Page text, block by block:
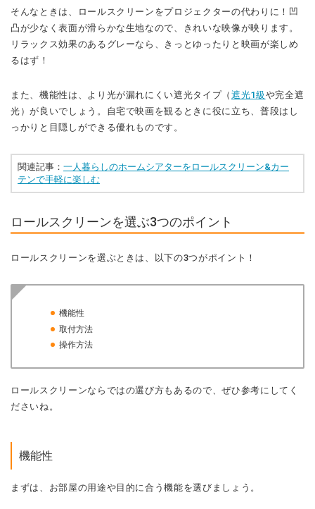
そんなときは、ロールスクリーンをプロジェクターの代わりに！凹
凸が少なく表面が滑らかな生地なので、きれいな映像が映ります。
リラックス効果のあるグレーなら、きっとゆったりと映画が楽しめ
るはず！
また、機能性は、より光が漏れにくい遮光タイプ（ 遮光1級 や完全遮
光）が良いでしょう。自宅で映画を観るときに役に立ち、普段はし
っかりと目隠しができる優れものです。
関連記事： 一人暮らしのホームシアターをロールスクリーン&カー
テンで手軽に楽しむ
ロールスクリーンを選ぶ3つのポイント
ロールスクリーンを選ぶときは、以下の3つがポイント！
機能性
取付方法
操作方法
ロールスクリーンならではの選び方もあるので、ぜひ参考にしてく
ださいね。
機能性
まずは、お部屋の用途や目的に合う機能を選びましょう。